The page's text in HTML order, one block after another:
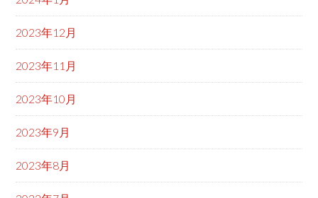
2023年12月
2023年11月
2023年10月
2023年9月
2023年8月